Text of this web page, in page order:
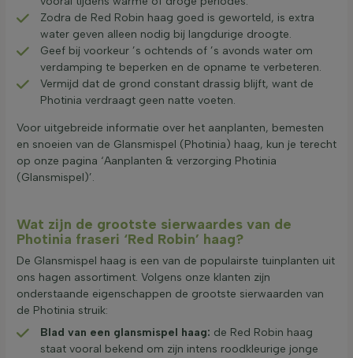
Zodra de Red Robin haag goed is geworteld, is extra
water geven alleen nodig bij langdurige droogte.
Geef bij voorkeur ’s ochtends of ’s avonds water om
verdamping te beperken en de opname te verbeteren.
Vermijd dat de grond constant drassig blijft, want de
Photinia verdraagt geen natte voeten.
Voor uitgebreide informatie over het aanplanten, bemesten
en snoeien van de Glansmispel (Photinia) haag, kun je terecht
op onze pagina ‘Aanplanten & verzorging Photinia
(Glansmispel)’.
Wat zijn de grootste sierwaardes van de
Photinia fraseri ‘Red Robin’ haag?
De Glansmispel haag is een van de populairste tuinplanten uit
ons hagen assortiment. Volgens onze klanten zijn
onderstaande eigenschappen de grootste sierwaarden van
de Photinia struik:
Blad van een glansmispel haag: de Red Robin haag
staat vooral bekend om zijn intens roodkleurige jonge